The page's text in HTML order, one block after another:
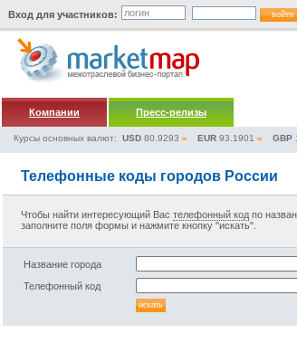
Вход для участников:
Компании Пресс-релизы
Курсы основных валют: USD 80.9293 EUR 93.1901 GBP
Телефонные коды городов России
Чтобы найти интересующий Вас телефонный код по
заполните поля формы и нажмите кнопку "искать".
Название города
Телефонный код